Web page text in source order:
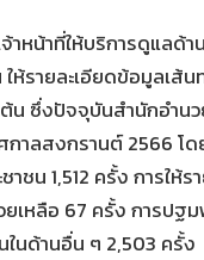
าหน้าที่ให้บริการดูแลด้
ห้รายละเอียดข้อมูลเส้
น ซึ่งปัจจุบันสำนักอำนว
กาลสงกรานต์ 2566
าชน 1,512 ครั้ง การใ
ยเหลือ 67 ครั้ง การป
ในด้านอื่น ๆ 2,503 ครั้ง